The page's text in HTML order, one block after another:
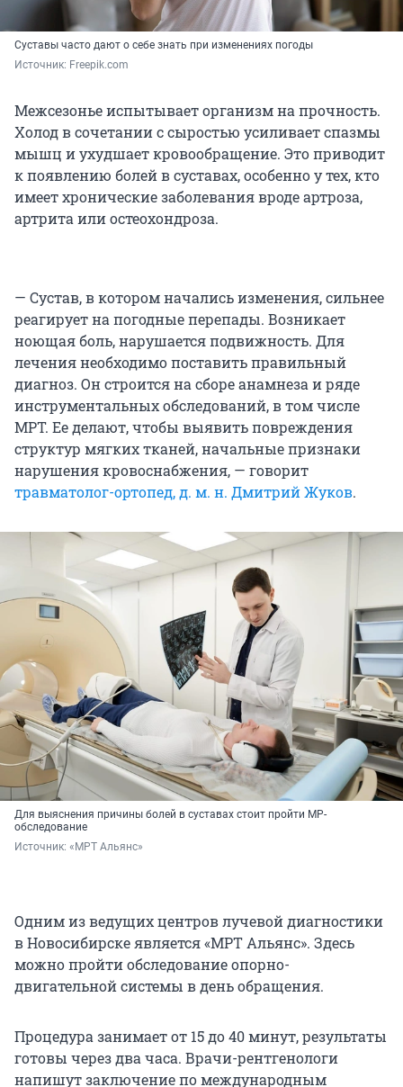
Суставы часто дают о себе знать при изменениях погоды
Источник: Freepik.com
Межсезонье испытывает организм на прочность.
Холод в сочетании с сыростью усиливает спазмы
мышц и ухудшает кровообращение. Это приводит
к появлению болей в суставах, особенно у тех, кто
имеет хронические заболевания вроде артроза,
артрита или остеохондроза.
— Сустав, в котором начались изменения, сильнее
реагирует на погодные перепады. Возникает
ноющая боль, нарушается подвижность. Для
лечения необходимо поставить правильный
диагноз. Он строится на сборе анамнеза и ряде
инструментальных обследований, в том числе
МРТ. Ее делают, чтобы выявить повреждения
структур мягких тканей, начальные признаки
нарушения кровоснабжения, — говорит
травматолог-ортопед, д. м. н. Дмитрий Жуков.
Для выяснения причины болей в суставах стоит пройти МР-
обследование
Источник: «МРТ Альянс»
Одним из ведущих центров лучевой диагностики
в Новосибирске является «МРТ Альянс». Здесь
можно пройти обследование опорно-
двигательной системы в день обращения.
Процедура занимает от 15 до 40 минут, результаты
готовы через два часа. Врачи-рентгенологи
напишут заключение по международным